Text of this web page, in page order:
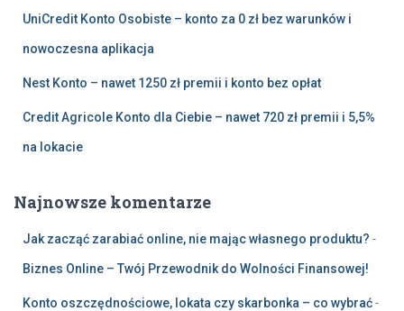
UniCredit Konto Osobiste – konto za 0 zł bez warunków i
nowoczesna aplikacja
Nest Konto – nawet 1250 zł premii i konto bez opłat
Credit Agricole Konto dla Ciebie – nawet 720 zł premii i 5,5%
na lokacie
Najnowsze komentarze
Jak zacząć zarabiać online, nie mając własnego produktu? -
Biznes Online – Twój Przewodnik do Wolności Finansowej!
Konto oszczędnościowe, lokata czy skarbonka – co wybrać-